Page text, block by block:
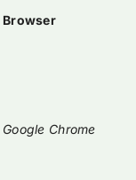
Browser
Google Chrome